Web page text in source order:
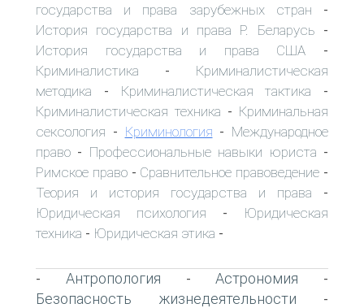
государства и права зарубежных стран -
История государства и права Р. Беларусь -
История государства и права США -
Криминалистика - Криминалистическая
методика - Криминалистическая тактика -
Криминалистическая техника - Криминальная
сексология - Криминология - Международное
право - Профессиональные навыки юриста -
Римское право- Сравнительное правоведение -
Теория и история государства и права -
Юридическая психология -
Юридическая
техника - Юридическая этика -
- Антропология -Астрономия -
Безопасность жизнедеятельности -